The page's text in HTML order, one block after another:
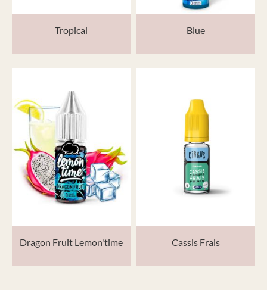
Tropical Blue
Dragon Fruit Lemon'time Cassis Frais